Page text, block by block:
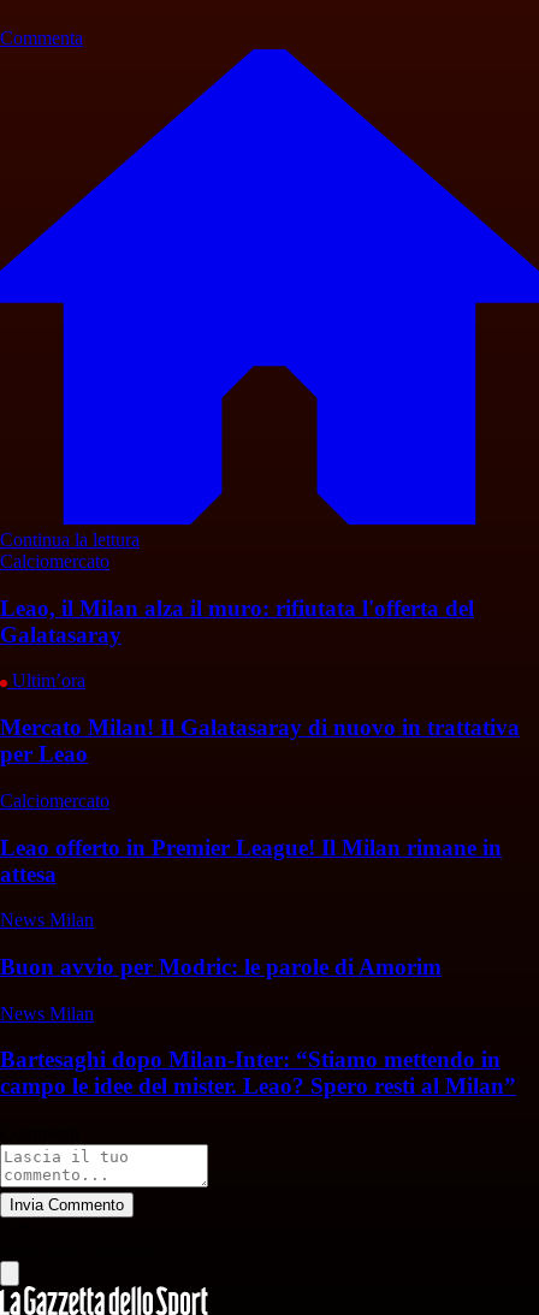
Commenta
Continua la lettura
Calciomercato
Leao, il Milan alza il muro: rifiutata l'offerta del
Galatasaray
Ultim’ora
Mercato Milan! Il Galatasaray di nuovo in trattativa
per Leao
Calciomercato
Leao offerto in Premier League! Il Milan rimane in
attesa
News Milan
Buon avvio per Modric: le parole di Amorim
News Milan
Bartesaghi dopo Milan-Inter: “Stiamo mettendo in
campo le idee del mister. Leao? Spero resti al Milan”
Invia Commento